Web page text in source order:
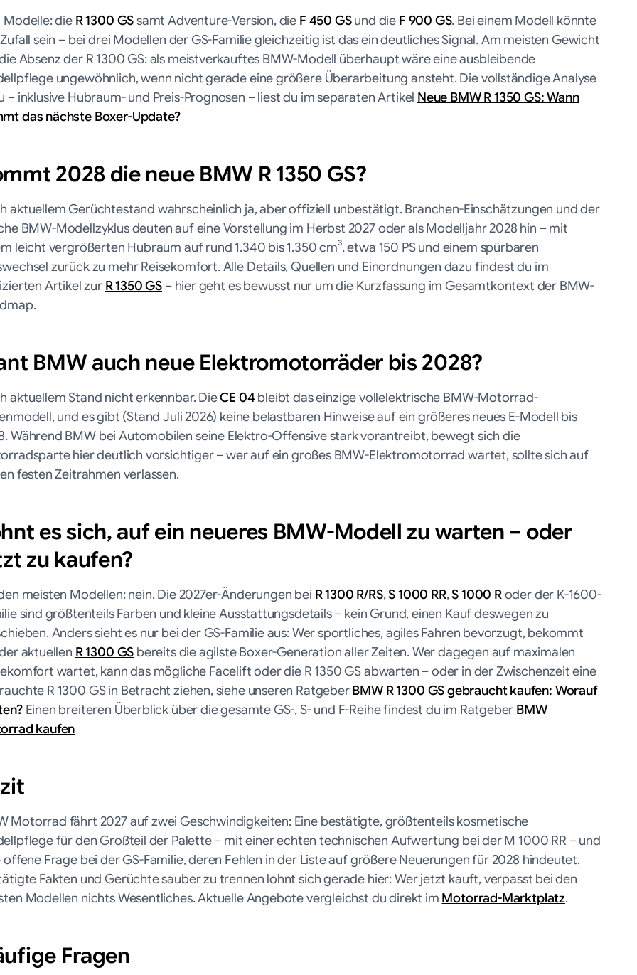
Modelle: dieR 1300 GSsamt Adventure-Version, dieF 450 GSund dieF 900 GS. Bei einem Modell könnte
sein – bei drei Modellen der GS-Familie gleichzeitig ist das ein deutliches Signal. Am meisten Gewicht
Absenz der R 1300 GS: als meistverkauftes BMW-Modell überhaupt wäre eine ausbleibende
ungewöhnlich, wenn nicht gerade eine größere Überarbeitung ansteht. Die vollständige Analyse
– inklusive Hubraum- und Preis-Prognosen – liest du im separaten ArtikelNeue BMW R 1350 GS: Wann
das nächste Boxer-Update?
2028 die neue BMW R 1350 GS?
aktuellem Gerüchtestand wahrscheinlich ja, aber offiziell unbestätigt. Branchen-Einschätzungen und der
BMW-Modellzyklus deuten auf eine Vorstellung im Herbst 2027 oder als Modelljahr 2028 hin – mit
leicht vergrößerten Hubraum auf rund 1.340 bis 1.350 cm³, etwa 150 PS und einem spürbaren
zurück zu mehr Reisekomfort. Alle Details, Quellen und Einordnungen dazu findest du im
Artikel zurR 1350 GS– hier geht es bewusst nur um die Kurzfassung im Gesamtkontext der BMW-
BMW auch neue Elektromotorräder bis 2028?
aktuellem Stand nicht erkennbar. DieCE 04bleibt das einzige vollelektrische BMW-Motorrad-
und es gibt (Stand Juli 2026) keine belastbaren Hinweise auf ein größeres neues E-Modell bis
Während BMW bei Automobilen seine Elektro-Offensive stark vorantreibt, bewegt sich die
hier deutlich vorsichtiger – wer auf ein großes BMW-Elektromotorrad wartet, sollte sich auf
festen Zeitrahmen verlassen.
es sich, auf ein neueres BMW-Modell zu warten – oder
zu kaufen?
meisten Modellen: nein. Die 2027er-Änderungen beiR 1300 R/RS,S 1000 RR,S 1000 Roder der K-1600-
sind größtenteils Farben und kleine Ausstattungsdetails – kein Grund, einen Kauf deswegen zu
Anders sieht es nur bei der GS-Familie aus: Wer sportliches, agiles Fahren bevorzugt, bekommt
aktuellenR 1300 GSbereits die agilste Boxer-Generation aller Zeiten. Wer dagegen auf maximalen
wartet, kann das mögliche Facelift oder die R 1350 GS abwarten – oder in der Zwischenzeit eine
R 1300 GS in Betracht ziehen, siehe unseren RatgeberBMW R 1300 GS gebraucht kaufen: Worauf
Einen breiteren Überblick über die gesamte GS-, S- und F-Reihe findest du im RatgeberBMW
kaufen
Motorrad fährt 2027 auf zwei Geschwindigkeiten: Eine bestätigte, größtenteils kosmetische
für den Großteil der Palette – mit einer echten technischen Aufwertung bei der M 1000 RR – und
offene Frage bei der GS-Familie, deren Fehlen in der Liste auf größere Neuerungen für 2028 hindeutet.
Fakten und Gerüchte sauber zu trennen lohnt sich gerade hier: Wer jetzt kauft, verpasst bei den
Modellen nichts Wesentliches. Aktuelle Angebote vergleichst du direkt imMotorrad-Marktplatz.
Fragen